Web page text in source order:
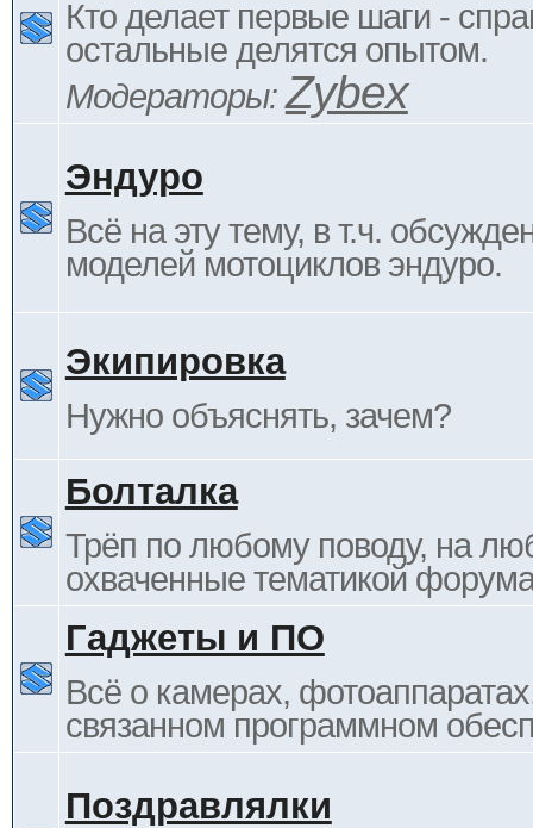
Кто делает первые шаги -
остальные делятся опытом.
Модераторы:Zybex
Эндуро
Всё на эту тему, в т.ч.
моделей мотоциклов эндуро.
Экипировка
Нужно объяснять, зачем?
Болталка
Трёп по любому поводу, на
охваченные тематикой
Гаджеты и ПО
Всё о камерах,
связанном программном
Поздравлялки